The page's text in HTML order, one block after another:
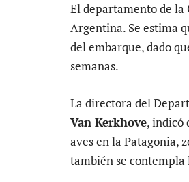
El departamento de la
Argentina. Se estima
del embarque, dado
semanas.
La directora del
Van Kerkhove, indicó
aves en la Patagonia,
también se